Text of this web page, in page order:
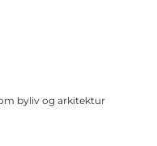
byliv og arkitektur